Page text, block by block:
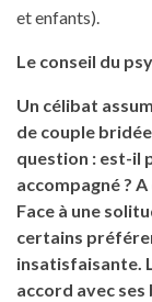
et enfants).
Le conseil du
Un célibat
de couple
question : est-il
accompagné ?
Face à une
certains
insatisfaisante.
accord avec ses